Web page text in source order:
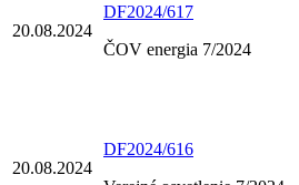
20.08.2024
DF2024/617
ČOV energia 7/2024
20.08.2024
DF2024/616